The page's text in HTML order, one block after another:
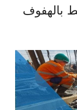
بالهفوف